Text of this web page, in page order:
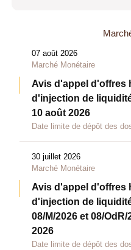
07 août 2026
Marché Monétaire
Avis d'appel d'offres
d'injection de
10 août 2026
Date limite de dépôt des
30 juillet 2026
Marché Monétaire
Avis d'appel d'offres
d'injection de
08/M/2026 et 08/
2026
Date limite de dépôt des